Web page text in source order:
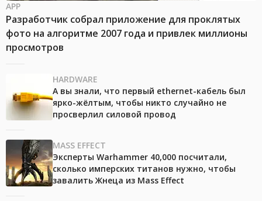
APP
Разработчик собрал приложение для проклятых
фото на алгоритме 2007 года и привлек миллионы
просмотров
HARDWARE
А вы знали, что первый ethernet-кабель был
ярко-жёлтым, чтобы никто случайно не
просверлил силовой провод
MASS EFFECT
Эксперты Warhammer 40,000 посчитали,
сколько имперских титанов нужно, чтобы
завалить Жнеца из Mass Effect